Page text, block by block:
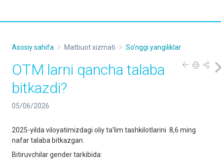
Asosiy sahifa Matbuot xizmati So'nggi yangiliklar
OTM larni qancha talaba
bitkazdi?
05/06/2026
2025-yilda viloyatimizdagi oliy taʼlim tashkilotlarini 8,6 ming
nafar talaba bitkazgan.
Bitiruvchilar gender tarkibida: